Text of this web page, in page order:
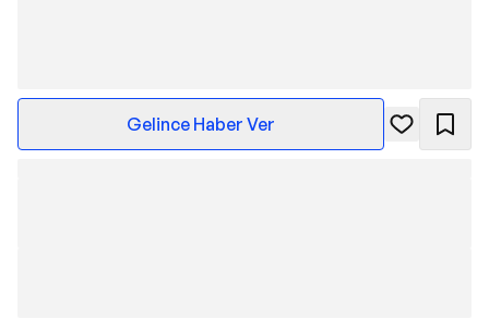
Gelince Haber Ver